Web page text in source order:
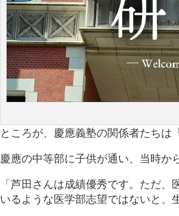
ところが、慶應義塾の関係者たち
慶應の中等部に子供が通い、当時か
「芦田さんは成績優秀です。ただ
いるような医学部志望ではないと、